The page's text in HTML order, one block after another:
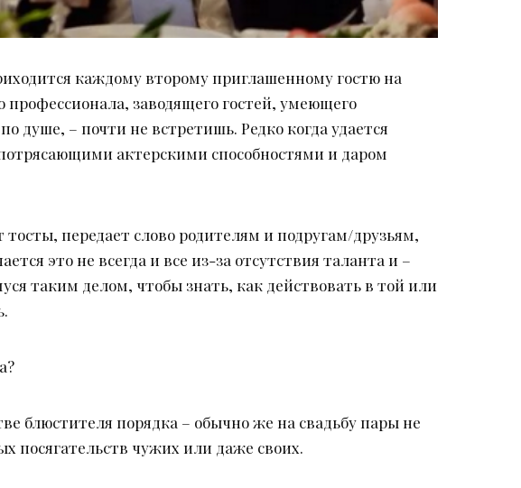
каждому второму приглашенному гостю на
заводящего гостей, умеющего
душе, – почти не встретишь. Редко когда удается
актерскими способностями и даром
передает слово родителям и подругам/друзьям,
это не всегда и все из-за отсутствия таланта и –
таким делом, чтобы знать, как действовать в той или
блюстителя порядка – обычно же на свадьбу пары не
посягательств чужих или даже своих.